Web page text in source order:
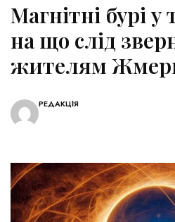
Магнітні бурі у
на що слід
жителям
РЕДАКЦІЯ